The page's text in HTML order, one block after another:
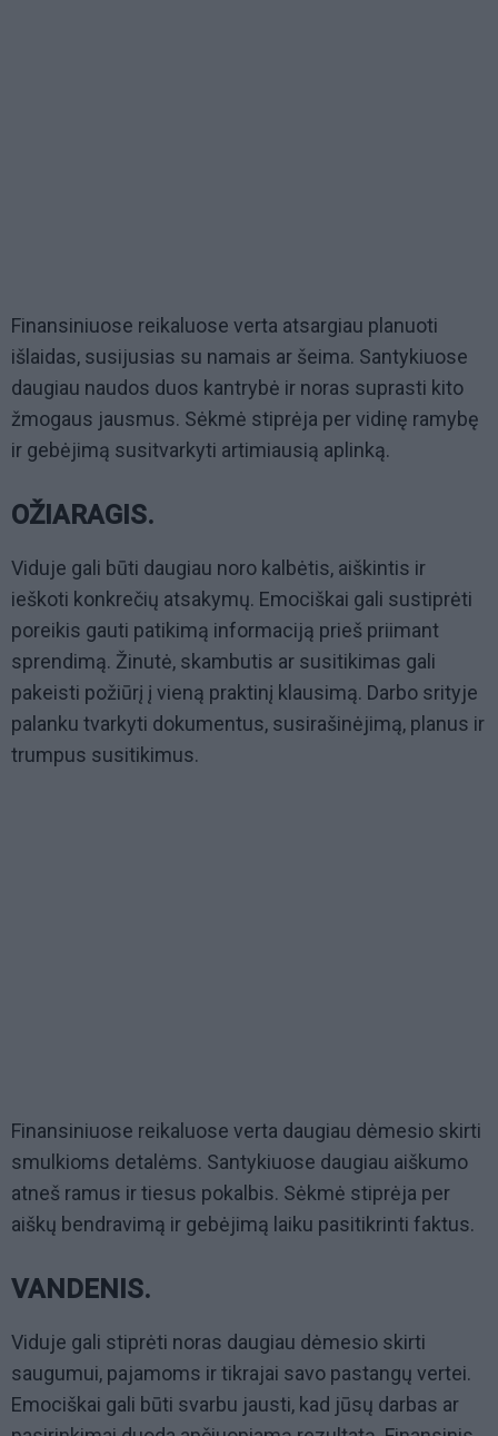
Finansiniuose reikaluose verta atsargiau planuoti
išlaidas, susijusias su namais ar šeima. Santykiuose
daugiau naudos duos kantrybė ir noras suprasti kito
žmogaus jausmus. Sėkmė stiprėja per vidinę ramybę
ir gebėjimą susitvarkyti artimiausią aplinką.
OŽIARAGIS.
Viduje gali būti daugiau noro kalbėtis, aiškintis ir
ieškoti konkrečių atsakymų. Emociškai gali sustiprėti
poreikis gauti patikimą informaciją prieš priimant
sprendimą. Žinutė, skambutis ar susitikimas gali
pakeisti požiūrį į vieną praktinį klausimą. Darbo srityje
palanku tvarkyti dokumentus, susirašinėjimą, planus ir
trumpus susitikimus.
Finansiniuose reikaluose verta daugiau dėmesio skirti
smulkioms detalėms. Santykiuose daugiau aiškumo
atneš ramus ir tiesus pokalbis. Sėkmė stiprėja per
aiškų bendravimą ir gebėjimą laiku pasitikrinti faktus.
VANDENIS.
Viduje gali stiprėti noras daugiau dėmesio skirti
saugumui, pajamoms ir tikrajai savo pastangų vertei.
Emociškai gali būti svarbu jausti, kad jūsų darbas ar